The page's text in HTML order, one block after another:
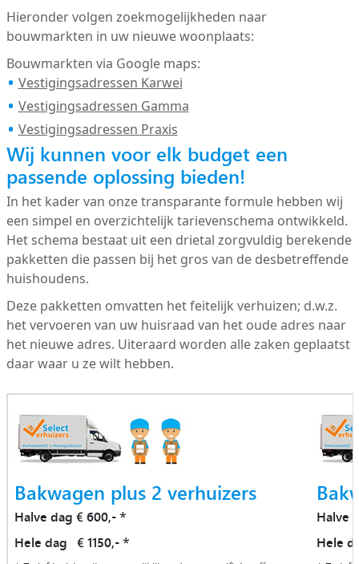
Hieronder volgen zoekmogelijkheden naar
bouwmarkten in uw nieuwe woonplaats:
Bouwmarkten via Google maps:
Vestigingsadressen Karwei
Vestigingsadressen Gamma
Vestigingsadressen Praxis
Wij kunnen voor elk budget een
passende oplossing bieden!
In het kader van onze transparante formule hebben wij
een simpel en overzichtelijk tarievenschema ontwikkeld.
Het schema bestaat uit een drietal zorgvuldig berekende
pakketten die passen bij het gros van de desbetreffende
huishoudens.
Deze pakketten omvatten het feitelijk verhuizen; d.w.z.
het vervoeren van uw huisraad van het oude adres naar
het nieuwe adres. Uiteraard worden alle zaken geplaatst
daar waar u ze wilt hebben.
Bakwagen plus 2 verhuizers
Halve dag € 600,-*
Hele dag € 1150,-*
Halve
Hele